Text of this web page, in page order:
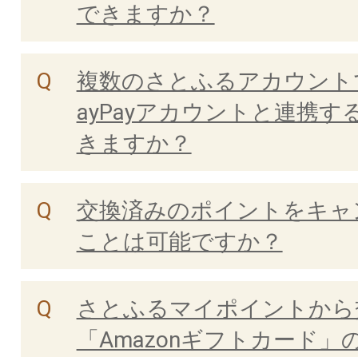
できますか？
複数のさとふるアカウン
ayPayアカウントと連携す
きますか？
交換済みのポイントをキ
ことは可能ですか？
さとふるマイポイントか
「Amazonギフトカード」